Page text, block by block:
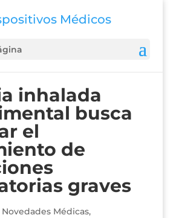
inhalada
busca
el
de
graves
Novedades Médicas,